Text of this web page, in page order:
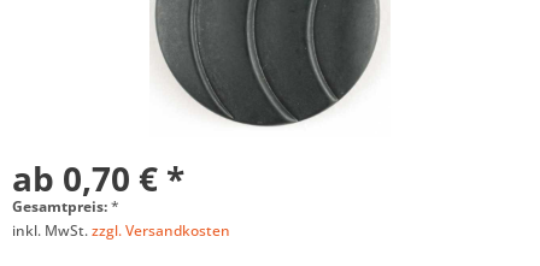
ab 0,70 € *
Gesamtpreis:*
inkl. MwSt.zzgl. Versandkosten